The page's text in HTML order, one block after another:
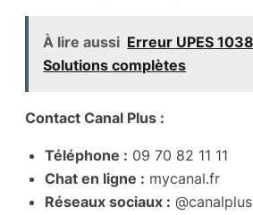
À lire aussi Erreur UPES
Solutions complètes
Contact Canal Plus :
Téléphone : 09 70 82 11 11
Chat en ligne : mycanal.fr
Réseaux sociaux : @canalplus